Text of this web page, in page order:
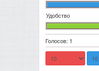
Удобство
Голосов: 1